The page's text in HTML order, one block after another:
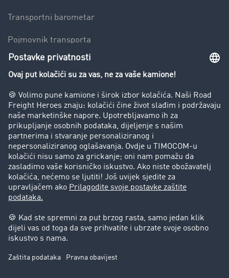
Transportni barometar
Pojmovnik transporta
Zabrana vožnje za kamione
Poduzeće
Priče o uspjehu
Stranke preporučuju stranku
Pravna pitanja
Impresum
Zaštita podataka
Kolačić-Postavke